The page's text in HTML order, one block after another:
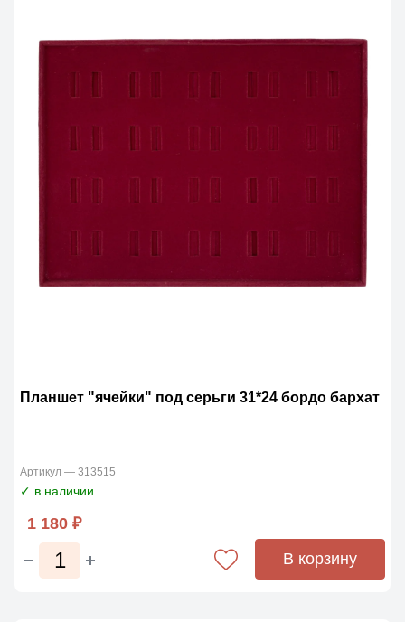
Планшет "ячейки" под серьги 31*24 бордо бархат
Артикул — 313515
✓ в наличии
1 180 ₽
В корзину